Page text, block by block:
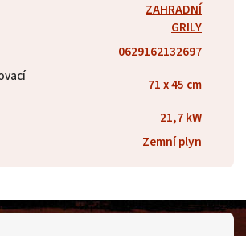
ZAHRADNÍ
GRILY
0629162132697
71 x 45 cm
21,7 kW
Zemní plyn